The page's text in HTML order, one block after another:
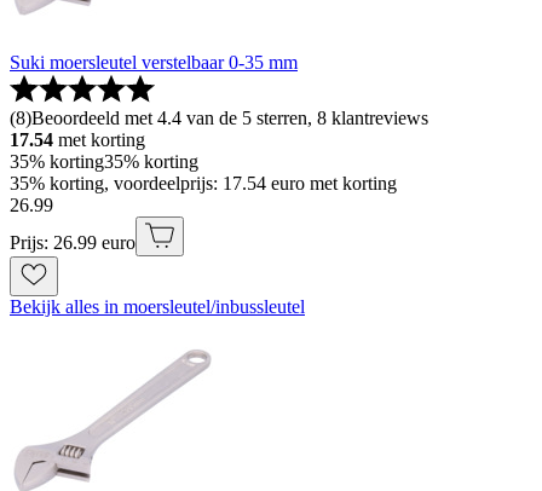
Suki moersleutel verstelbaar 0-35 mm
(8)Beoordeeld met 4.4 van de 5 sterren, 8 klantreviews
17.54 met korting
35% korting35% korting
35% korting, voordeelprijs: 17.54 euro met korting
26.99
Prijs: 26.99 euro
Bekijk alles in moersleutel/inbussleutel